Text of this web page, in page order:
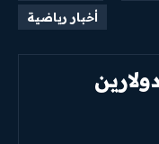
أخبار رياضية